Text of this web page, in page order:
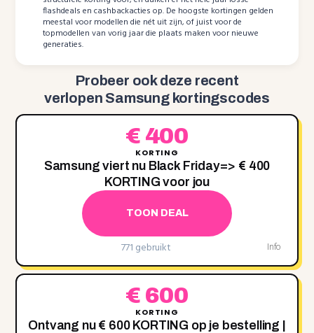
flashdeals en cashbackacties op. De hoogste kortingen gelden
meestal voor modellen die nét uit zijn, of juist voor de
topmodellen van vorig jaar die plaats maken voor nieuwe
generaties.
Probeer ook deze recent
verlopen Samsung kortingscodes
€ 400
KORTING
Samsung viert nu Black Friday=> € 400
KORTING voor jou
TOON DEAL
771 gebruikt Info
€ 600
KORTING
Ontvang nu € 600 KORTING op je bestelling |